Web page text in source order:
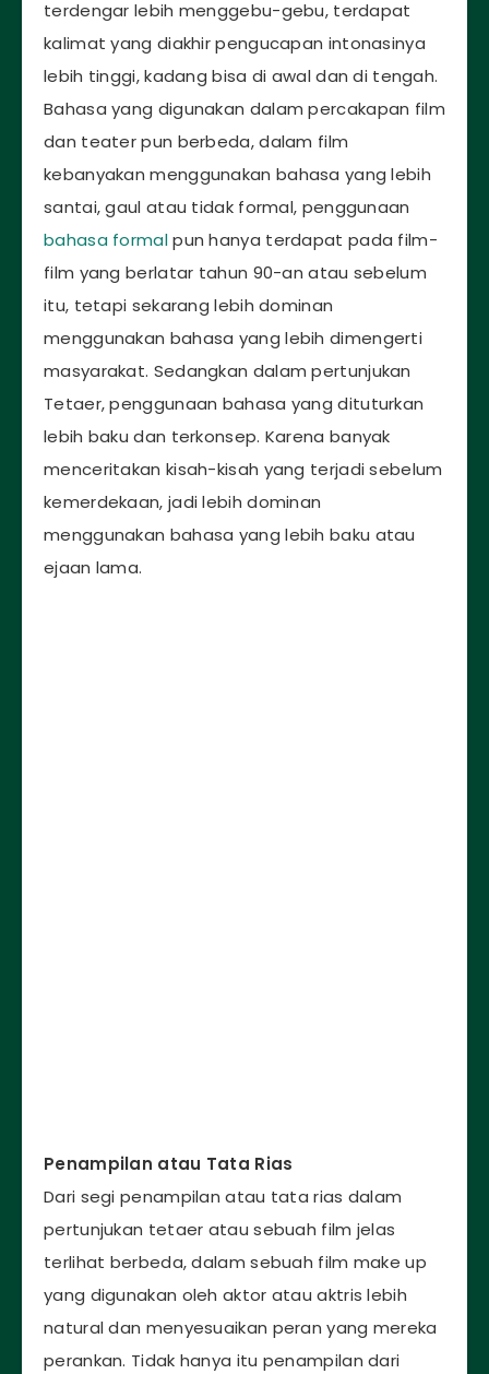
terdengar lebih menggebu-gebu, terdapat
kalimat yang diakhir pengucapan intonasinya
lebih tinggi, kadang bisa di awal dan di tengah.
Bahasa yang digunakan dalam percakapan film
dan teater pun berbeda, dalam film
kebanyakan menggunakan bahasa yang lebih
santai, gaul atau tidak formal, penggunaan
bahasa formalpun hanya terdapat pada film-
film yang berlatar tahun 90-an atau sebelum
itu, tetapi sekarang lebih dominan
menggunakan bahasa yang lebih dimengerti
masyarakat. Sedangkan dalam pertunjukan
Tetaer, penggunaan bahasa yang dituturkan
lebih baku dan terkonsep. Karena banyak
menceritakan kisah-kisah yang terjadi sebelum
kemerdekaan, jadi lebih dominan
menggunakan bahasa yang lebih baku atau
ejaan lama.
Penampilan atau Tata Rias
Dari segi penampilan atau tata rias dalam
pertunjukan tetaer atau sebuah film jelas
terlihat berbeda, dalam sebuah film make up
yang digunakan oleh aktor atau aktris lebih
natural dan menyesuaikan peran yang mereka
perankan. Tidak hanya itu penampilan dari